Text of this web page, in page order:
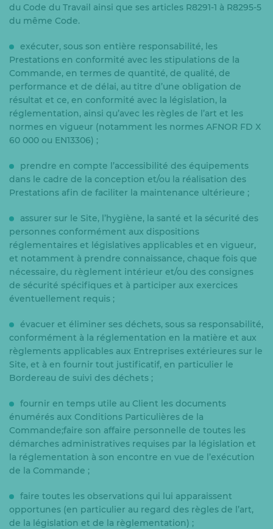
du Code du Travail ainsi que ses articles R8291-1 à R8295-5
du même Code.
exécuter, sous son entière responsabilité, les
Prestations en conformité avec les stipulations de la
Commande, en termes de quantité, de qualité, de
performance et de délai, au titre d’une obligation de
résultat et ce, en conformité avec la législation, la
réglementation, ainsi qu’avec les règles de l’art et les
normes en vigueur (notamment les normes AFNOR FD X
60 000 ou EN13306) ;
prendre en compte l’accessibilité des équipements
dans le cadre de la conception et/ou la réalisation des
Prestations afin de faciliter la maintenance ultérieure ;
assurer sur le Site, l’hygiène, la santé et la sécurité des
personnes conformément aux dispositions
réglementaires et législatives applicables et en vigueur,
et notamment à prendre connaissance, chaque fois que
nécessaire, du règlement intérieur et/ou des consignes
de sécurité spécifiques et à participer aux exercices
éventuellement requis ;
évacuer et éliminer ses déchets, sous sa responsabilité,
conformément à la réglementation en la matière et aux
règlements applicables aux Entreprises extérieures sur le
Site, et à en fournir tout justificatif, en particulier le
Bordereau de suivi des déchets ;
fournir en temps utile au Client les documents
énumérés aux Conditions Particulières de la
Commande;faire son affaire personnelle de toutes les
démarches administratives requises par la législation et
la réglementation à son encontre en vue de l’exécution
de la Commande ;
faire toutes les observations qui lui apparaissent
opportunes (en particulier au regard des règles de l’art,
de la législation et de la règlementation) ;